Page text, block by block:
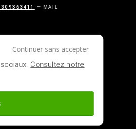
— MAIL
Continuer sans accepter
Consultez notre